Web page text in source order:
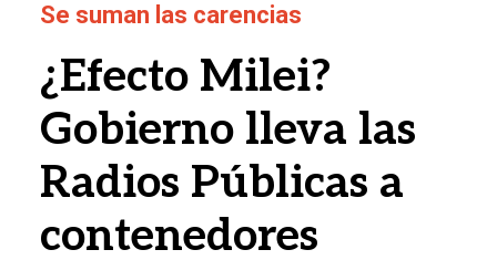
Se suman las carencias
¿Efecto Milei?
Gobierno lleva las
Radios Públicas a
contenedores